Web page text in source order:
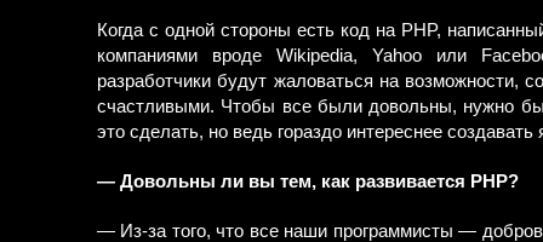
Когда с одной стороны есть код на PHP,
компаниями вроде Wikipedia, Yahoo или
разработчики будут жаловаться на возможности,
счастливыми. Чтобы все были довольны, нужно
это сделать, но ведь гораздо интереснее
— Довольны ли вы тем, как развивается PHP?
— Из-за того, что все наши программисты —